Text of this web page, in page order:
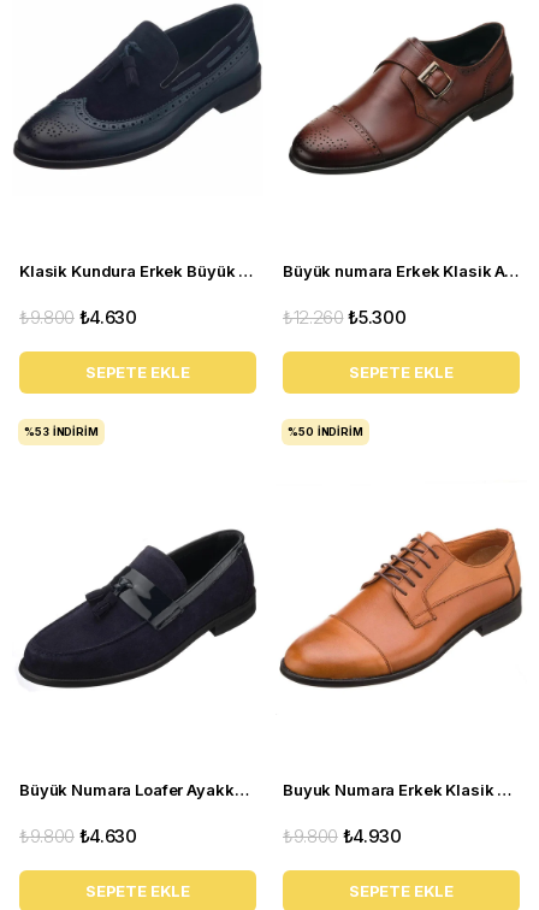
Klasik Kundura Erkek Büyük Numara Ayakkabı - NV1930 Lacivert
₺4.630
₺9.800
SEPETE EKLE
Büyük numara Erkek Klasik Ayakkabı AYC71 Kahve
₺5.300
₺12.260
SEPETE EKLE
Büyük Numara Loafer Ayakkabı - Kd0696 Lacivert
₺4.630
₺9.800
SEPETE EKLE
%53 İNDIRIM
Buyuk Numara Erkek Klasik Ayakkabı - NV1088 Taba
₺4.930
₺9.800
SEPETE EKLE
%50 İNDIRIM